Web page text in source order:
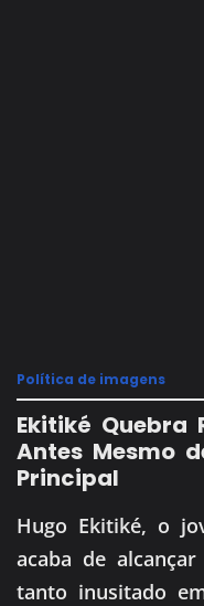
Política de imagens
Ekitiké Quebra
Antes Mesmo
Principal
Hugo Ekitiké, o
acaba de
tanto inusitado